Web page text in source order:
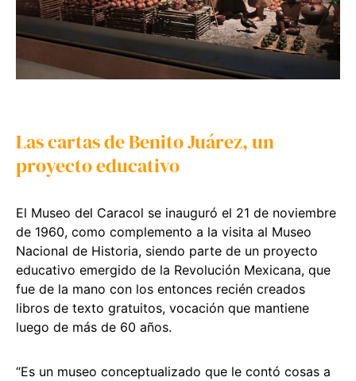
Las cartas de Benito Juárez, un
proyecto educativo
El Museo del Caracol se inauguró el 21 de noviembre
de 1960, como complemento a la visita al Museo
Nacional de Historia, siendo parte de un proyecto
educativo emergido de la Revolución Mexicana, que
fue de la mano con los entonces recién creados
libros de texto gratuitos, vocación que mantiene
luego de más de 60 años.
“Es un museo conceptualizado que le contó cosas a